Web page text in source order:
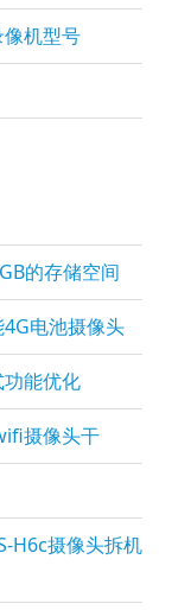
机型号
的存储空间
电池摄像头
能优化
摄像头干
H6c摄像头拆机